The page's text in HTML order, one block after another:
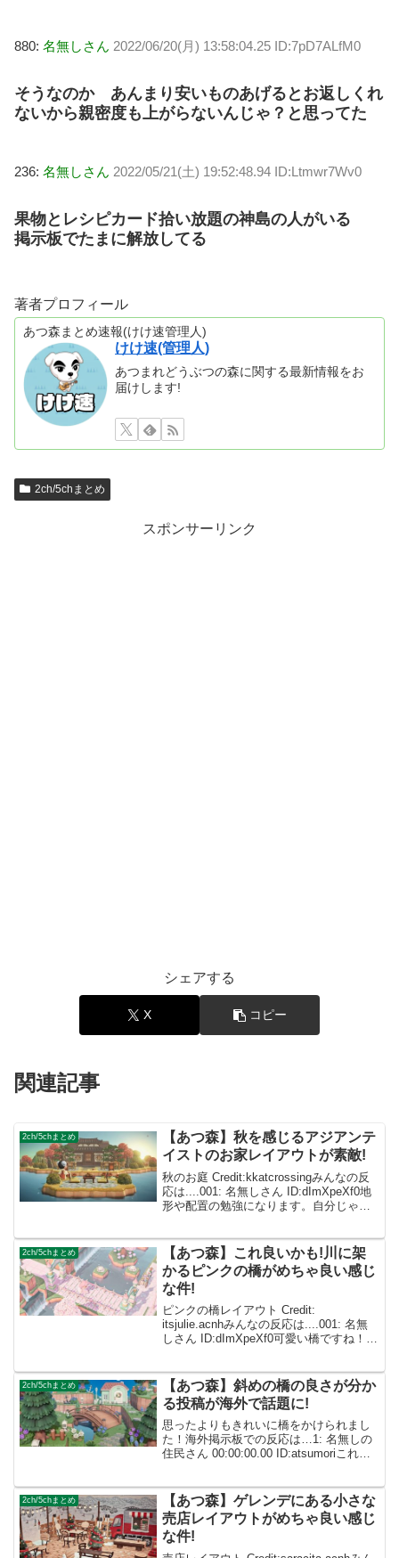
880: 名無しさん 2022/06/20(月) 13:58:04.25 ID:7pD7ALfM0
そうなのか あんまり安いものあげるとお返しくれ
ないから親密度も上がらないんじゃ？と思ってた
236: 名無しさん 2022/05/21(土) 19:52:48.94 ID:Ltmwr7Wv0
果物とレシピカード拾い放題の神島の人がいる
掲示板でたまに解放してる
著者プロフィール
あつ森まとめ速報(けけ速管理人)
けけ速(管理人)
あつまれどうぶつの森に関する最新情報をお
届けします!
2ch/5chまとめ
スポンサーリンク
シェアする
X コピー
関連記事
2ch/5chまとめ
【あつ森】秋を感じるアジアンテ
イストのお家レイアウトが素敵!
秋のお庭 Credit:kkatcrossingみんなの反
応は....001: 名無しさん ID:dImXpeXf0地
形や配置の勉強になります。自分じゃこ
2ch/5chまとめ
【あつ森】これ良いかも!川に架
かるピンクの橋がめちゃ良い感じ
な件!
ピンクの橋レイアウト Credit:
itsjulie.acnhみんなの反応は....001: 名無
しさん ID:dImXpeXf0可愛い橋ですね！ぜ
2ch/5chまとめ
【あつ森】斜めの橋の良さが分か
る投稿が海外で話題に!
思ったよりもきれいに橋をかけられまし
た！海外掲示板での反応は…1: 名無しの
住民さん 00:00:00.00 ID:atsumoriこれ見
00:00:00.0...
2ch/5chまとめ
【あつ森】ゲレンデにある小さな
売店レイアウトがめちゃ良い感じ
な件!